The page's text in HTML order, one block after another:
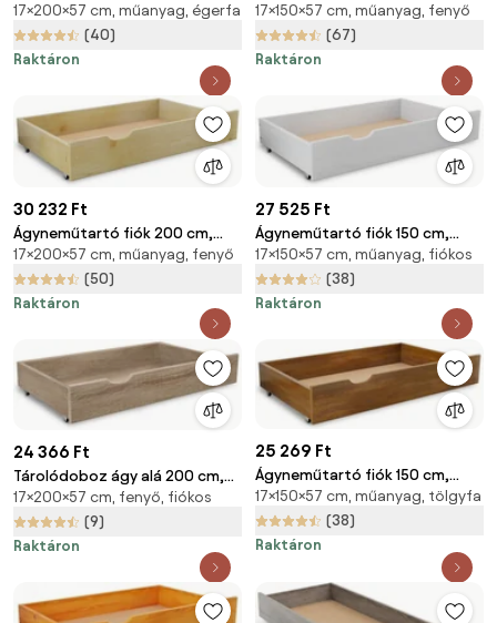
égerfa
17×200×57 cm, műanyag, égerfa
(40)
Raktáron
fenyőfa
17×150×57 cm, műanyag, fenyő
(67)
Raktáron
30 232 Ft
Ágyneműtartó fiók 200 cm,
fenyőfa
17×200×57 cm, műanyag, fenyő
(50)
Raktáron
27 525 Ft
Ágyneműtartó fiók 150 cm,
fehér
17×150×57 cm, műanyag, fiókos
(38)
Raktáron
24 366 Ft
Tárolódoboz ágy alá 200 cm,
sonoma tölgy
17×200×57 cm, fenyő, fiókos
(9)
Raktáron
25 269 Ft
Ágyneműtartó fiók 150 cm,
tölgyfa
17×150×57 cm, műanyag, tölgyfa
(38)
Raktáron